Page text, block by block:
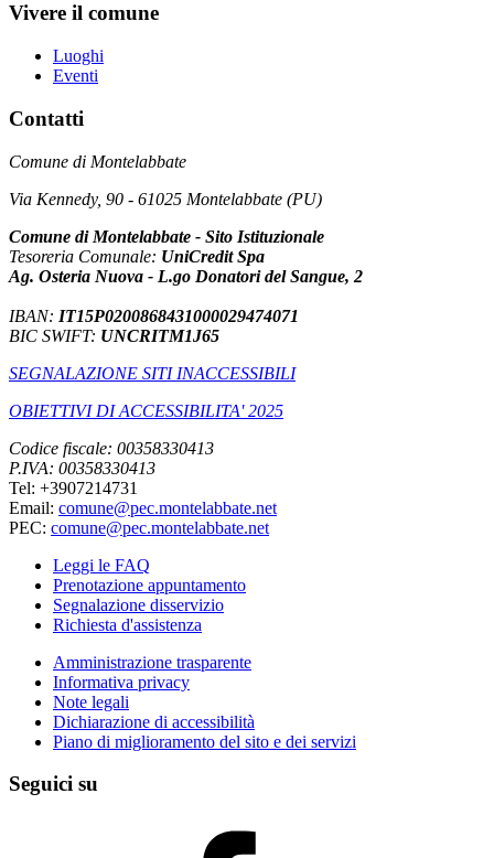
Vivere il comune
Luoghi
Eventi
Contatti
Comune di Montelabbate
Via Kennedy, 90 - 61025 Montelabbate (PU)
Comune di Montelabbate - Sito Istituzionale
Tesoreria Comunale: UniCredit Spa
Ag. Osteria Nuova - L.go Donatori del Sangue, 2
IBAN: IT15P0200868431000029474071
BIC SWIFT: UNCRITM1J65
SEGNALAZIONE SITI INACCESSIBILI
OBIETTIVI DI ACCESSIBILITA' 2025
Codice fiscale: 00358330413
P.IVA: 00358330413
Tel: +3907214731
Email: comune@pec.montelabbate.net
PEC: comune@pec.montelabbate.net
Leggi le FAQ
Prenotazione appuntamento
Segnalazione disservizio
Richiesta d'assistenza
Amministrazione trasparente
Informativa privacy
Note legali
Dichiarazione di accessibilità
Piano di miglioramento del sito e dei servizi
Seguici su